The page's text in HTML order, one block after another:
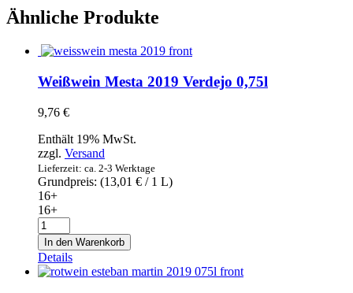
Ähnliche Produkte
Weißwein Mesta 2019 Verdejo 0,75l
9,76 €
Enthält 19% MwSt.
zzgl. Versand
Lieferzeit: ca. 2-3 Werktage
Grundpreis: (13,01 € / 1 L)
16+
16+
Weißwein
Mesta
2019
Verdejo
0,75l
In den Warenkorb
Details